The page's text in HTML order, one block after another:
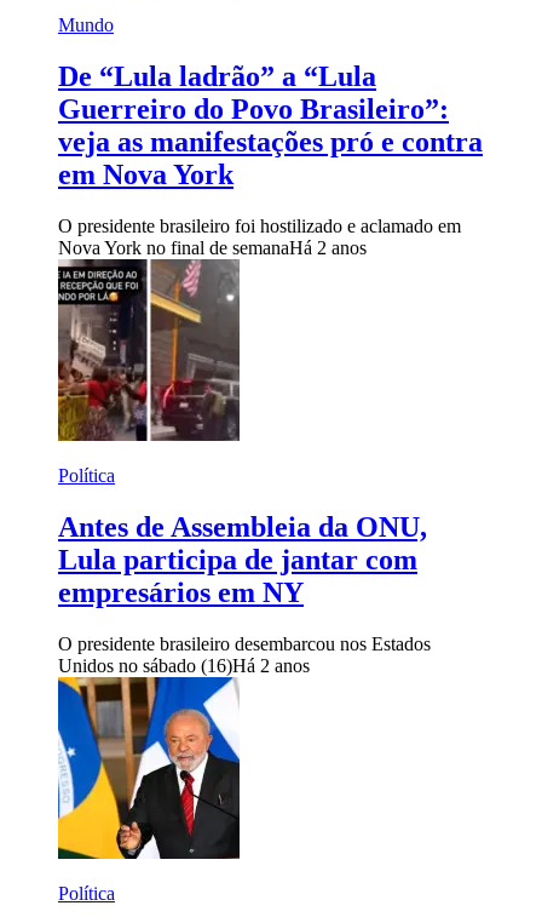
Mundo
De “Lula ladrão” a “Lula
Guerreiro do Povo Brasileiro”:
veja as manifestações pró e contra
em Nova York
O presidente brasileiro foi hostilizado e aclamado em
Nova York no final de semanaHá 2 anos
Política
Antes de Assembleia da ONU,
Lula participa de jantar com
empresários em NY
O presidente brasileiro desembarcou nos Estados
Unidos no sábado (16)Há 2 anos
Política